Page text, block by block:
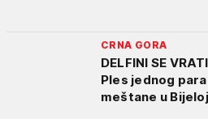
CRNA GORA
DELFINI SE
Ples jednog
meštane u Bijeloj